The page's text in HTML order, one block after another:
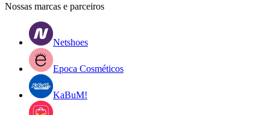
Nossas marcas e parceiros
Netshoes
Epoca Cosméticos
KaBuM!